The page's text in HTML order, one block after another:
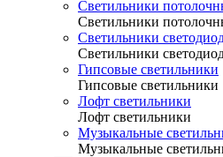
Светильники
Светильники
Светильники
Светильники
Гипсовые светильники
Гипсовые светильники
Лофт светильники
Лофт светильники
Музыкальные
Музыкальные